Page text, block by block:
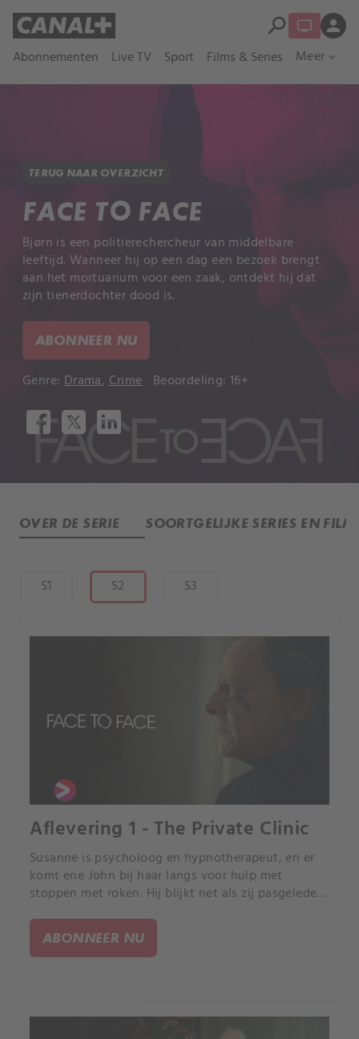
Abonnementen Live TV Sport Films & Series Meer expand_more
search person
TERUG NAAR OVERZICHT
FACE TO FACE
Bjørn is een politierechercheur van middelbare
leeftijd. Wanneer hij op een dag een bezoek brengt
aan het mortuarium voor een zaak, ontdekt hij dat
zijn tienerdochter dood is.
ABONNEER NU
Genre: Drama, Crime Beoordeling: 16+
OVER DE SERIE SOORTGELIJKE SERIES EN
S1 S2 S3
Aflevering 1 - The Private Clinic
Susanne is psycholoog en hypnotherapeut, en er
komt ene John bij haar langs voor hulp met
stoppen met roken. Hij blijkt net als zij pasgeleden
ABONNEER NU